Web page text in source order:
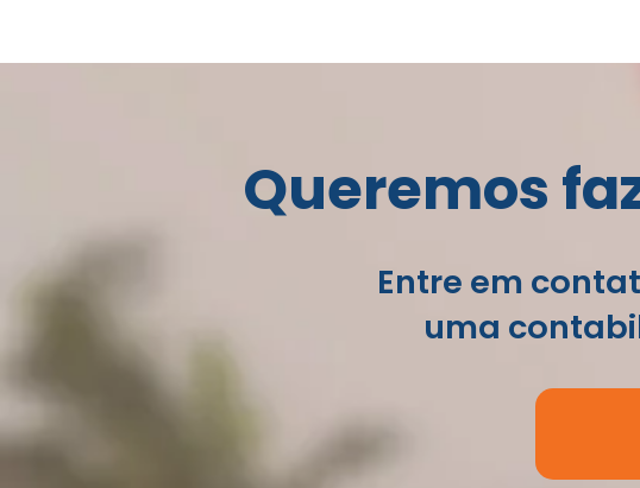
Queremos
Entre em
uma